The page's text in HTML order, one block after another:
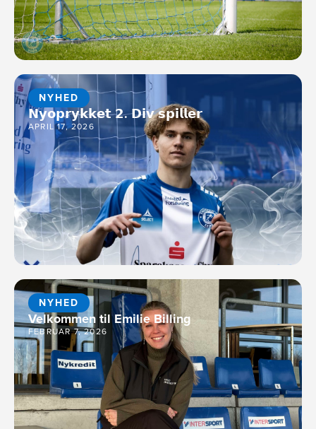
NYHED
𝗡𝘆𝗼𝗽𝗿𝘆𝗸𝗸𝗲𝘁 𝟮. 𝗗𝗶𝘃 𝘀𝗽𝗶𝗹𝗹𝗲𝗿
APRIL 17, 2026
NYHED
Velkommen til Emilie Billing
FEBRUAR 7, 2026